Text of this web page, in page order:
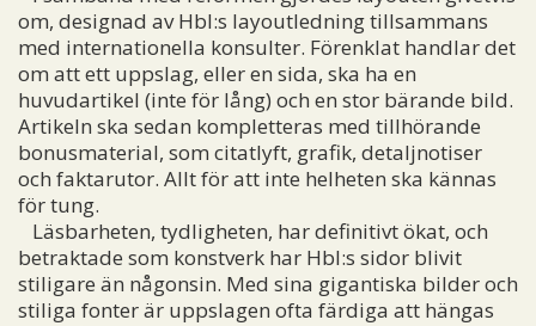
om, designad av Hbl:s layoutledning tillsammans
med internationella konsulter. Förenklat handlar det
om att ett uppslag, eller en sida, ska ha en
huvudartikel (inte för lång) och en stor bärande bild.
Artikeln ska sedan kompletteras med tillhörande
bonusmaterial, som citatlyft, grafik, detaljnotiser
och faktarutor. Allt för att inte helheten ska kännas
för tung.
Läsbarheten, tydligheten, har definitivt ökat, och
betraktade som konstverk har Hbl:s sidor blivit
stiligare än någonsin. Med sina gigantiska bilder och
stiliga fonter är uppslagen ofta färdiga att hängas